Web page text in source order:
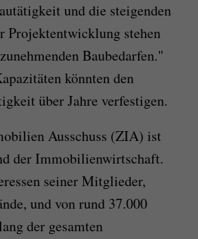
und die steigenden
Projektentwicklung stehen
Baubedarfen."
könnten den
über Jahre verfestigen.
Ausschuss (ZIA) ist
der Immobilienwirtschaft.
seiner Mitglieder,
und von rund 37.000
der gesamten